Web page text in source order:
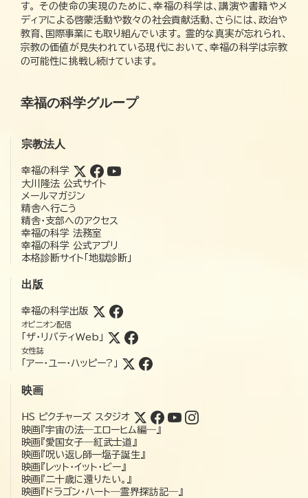
す。 その使命の実現のために、幸福の科学は、講演や書籍やメ
ディアによる啓蒙活動や数々の社会貢献活動、さらには、政治や
教育、国際事業にも取り組んでいます。 霊的な真実が忘れられ、
宗教の価値が見失われている現代において、幸福の科学は宗教
の可能性に挑戦し続けています。
幸福の科学グループ
宗教法人
幸福の科学
大川隆法 公式サイト
メールマガジン
精舎へ行こう
精舎・支部へのアクセス
幸福の科学 法務室
幸福の科学 公式アプリ
本格診断サイト「地獄診断」
出版
幸福の科学出版
オピニオン配信
「ザ・リバティWeb」
女性誌
「アー・ユー・ハッピー?」
映画
HS ピクチャーズ スタジオ
映画『宇宙の法―エローヒム編―』
映画『愛国女子―紅武士道』
映画『呪い返し師—塩子誕生』
映画『レット・イット・ビー』
映画『二十歳に還りたい。』
映画『ドラゴン・ハート―霊界探訪記―』